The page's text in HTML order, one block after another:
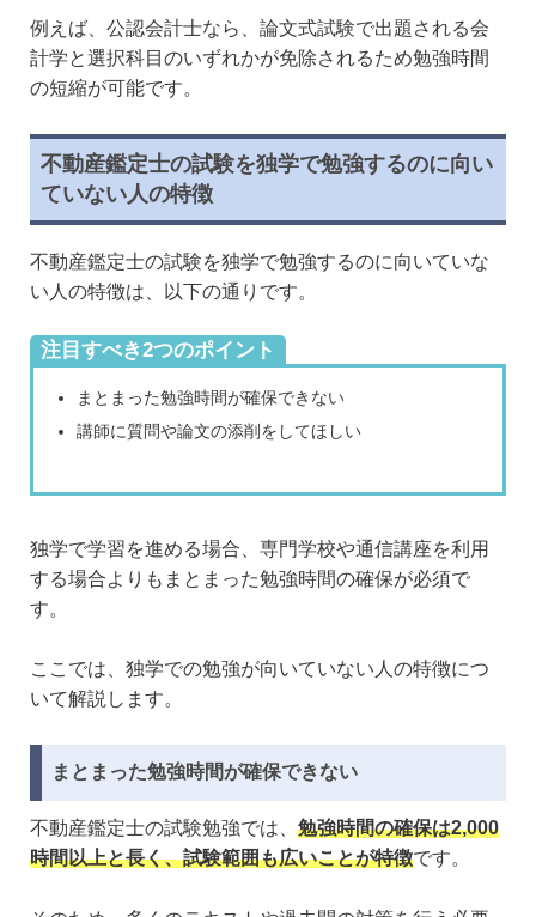
例えば、公認会計士なら、論文式試験で出題される会
計学と選択科目のいずれかが免除されるため勉強時間
の短縮が可能です。
不動産鑑定士の試験を独学で勉強するのに向い
ていない人の特徴
不動産鑑定士の試験を独学で勉強するのに向いていな
い人の特徴は、以下の通りです。
注目すべき2つのポイント
まとまった勉強時間が確保できない
講師に質問や論文の添削をしてほしい
独学で学習を進める場合、専門学校や通信講座を利用
する場合よりもまとまった勉強時間の確保が必須で
す。
ここでは、独学での勉強が向いていない人の特徴につ
いて解説します。
まとまった勉強時間が確保できない
不動産鑑定士の試験勉強では、 勉強時間の確保は2,000
時間以上と長く、試験範囲も広いことが特徴です。